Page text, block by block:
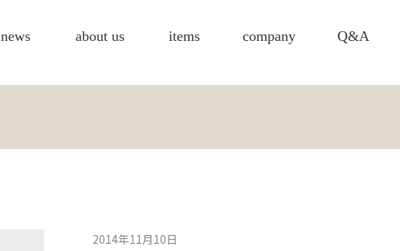
news about us items company Q&A
2014年11月10日